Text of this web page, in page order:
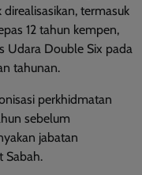
termasuk
12 tahun kempen,
Udara Double Six pada
tahunan.
perkhidmatan
sebelum
jabatan
Sabah.